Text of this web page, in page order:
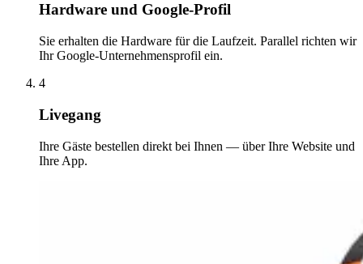
Hardware und Google-Profil
Sie erhalten die Hardware für die Laufzeit. Parallel richten wir
Ihr Google-Unternehmensprofil ein.
4
Livegang
Ihre Gäste bestellen direkt bei Ihnen — über Ihre Website und
Ihre App.